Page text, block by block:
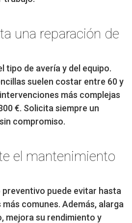
una reparación de
tipo de avería y del equipo.
suelen costar entre 60 y
más complejas
€. Solicita siempre un
compromiso.
el mantenimiento
preventivo puede evitar hasta
más comunes. Además, alarga
mejora su rendimiento y